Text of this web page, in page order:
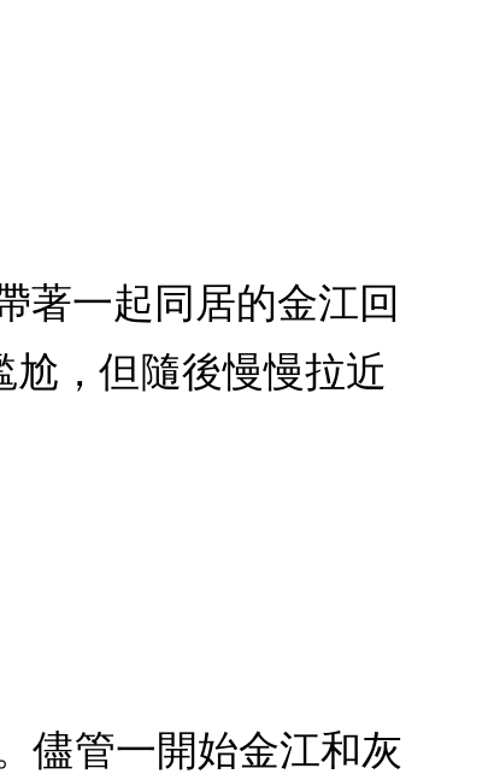
著一起同居的金江回
，但隨後慢慢拉近
儘管一開始金江和灰